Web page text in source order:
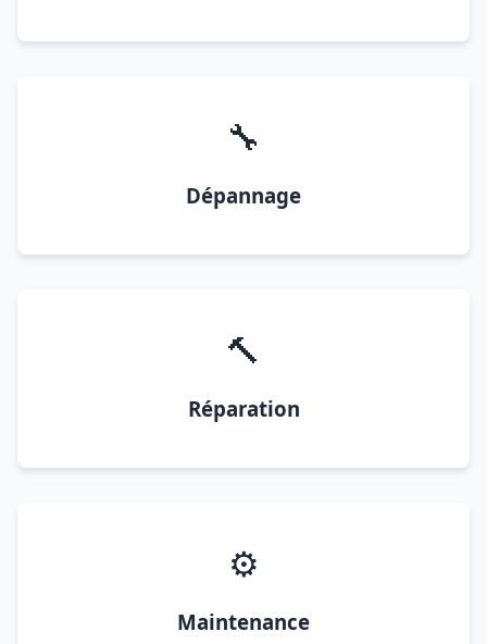
🔧
Dépannage
🔨
Réparation
⚙️
Maintenance